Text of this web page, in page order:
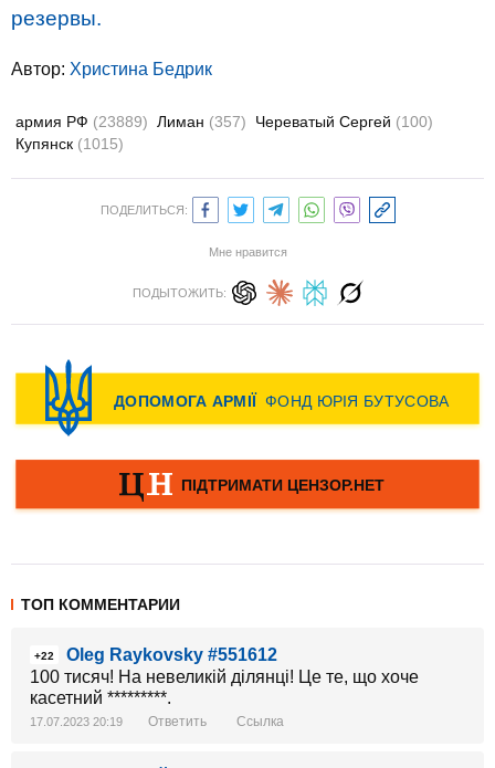
резервы.
Автор: Христина Бедрик
армия РФ (23889) Лиман (357) Череватый Сергей (100)
Купянск (1015)
ПОДЕЛИТЬСЯ:
Мне нравится
ПОДЫТОЖИТЬ:
ТОП КОММЕНТАРИИ
+22
Oleg Raykovsky #551612
100 тисяч! На невеликій ділянці! Це те, що хоче
касетний *********.
17.07.2023 20:19 Ответить Ссылка